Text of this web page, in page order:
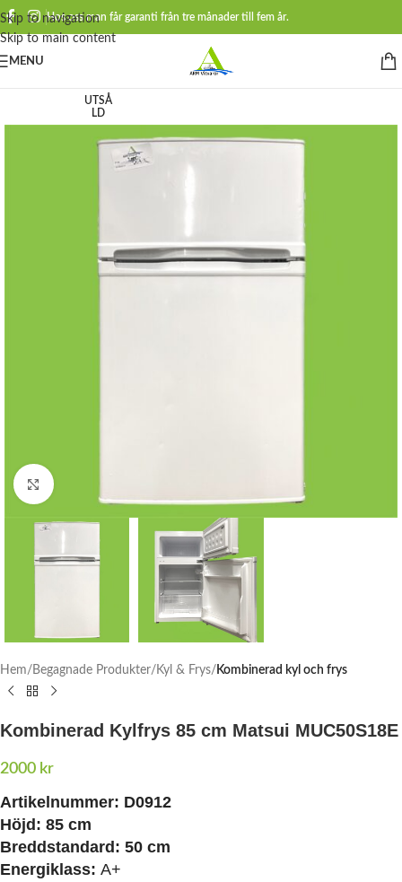
Skip to navigation
Skip to main content
Hos oss man får garanti från tre månader till fem år.
MENU
UTSÅ
LD
Click to enlarge
Hem Begagnade Produkter Kyl & Frys Kombinerad kyl och frys
Kombinerad Kylfrys 85 cm Matsui MUC50S18E
2000 kr
Artikelnummer: D0912
Höjd: 85 cm
Breddstandard: 50 cm
Energiklass: A+